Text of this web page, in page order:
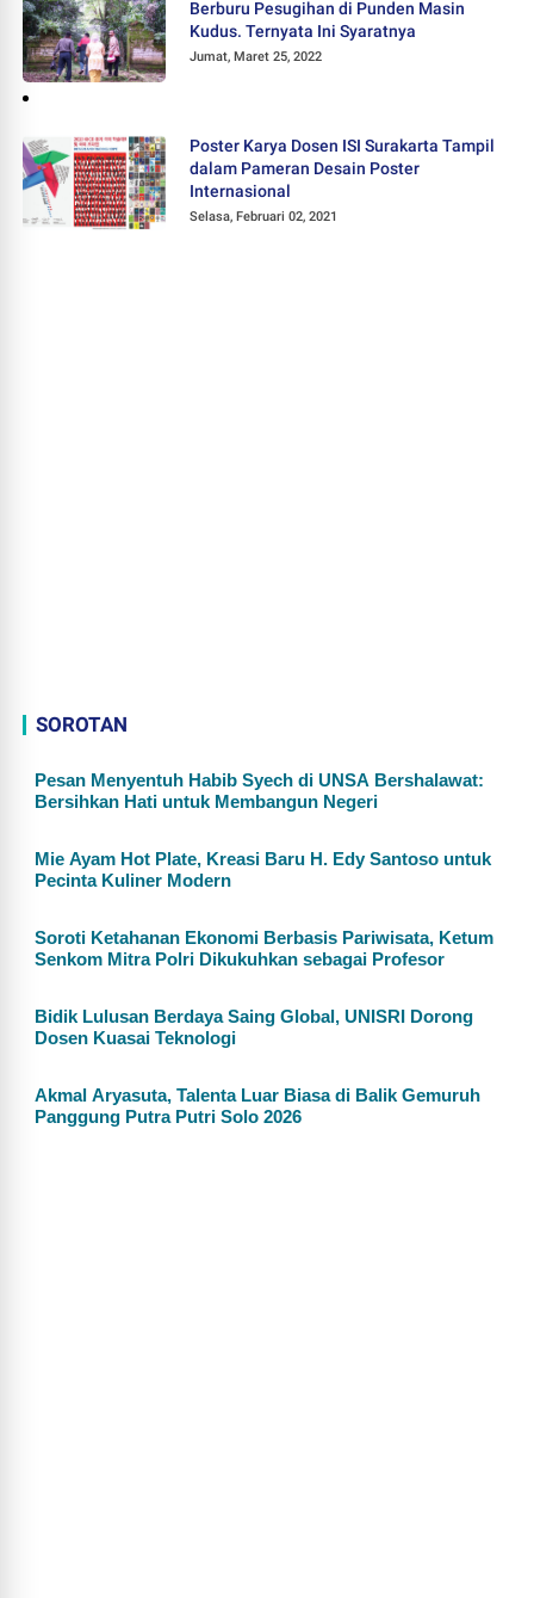
Berburu Pesugihan di Punden Masin
Kudus. Ternyata Ini Syaratnya
Jumat, Maret 25, 2022
Poster Karya Dosen ISI Surakarta Tampil
dalam Pameran Desain Poster
Internasional
Selasa, Februari 02, 2021
SOROTAN
Pesan Menyentuh Habib Syech di UNSA Bershalawat:
Bersihkan Hati untuk Membangun Negeri
Mie Ayam Hot Plate, Kreasi Baru H. Edy Santoso untuk
Pecinta Kuliner Modern
Soroti Ketahanan Ekonomi Berbasis Pariwisata, Ketum
Senkom Mitra Polri Dikukuhkan sebagai Profesor
Bidik Lulusan Berdaya Saing Global, UNISRI Dorong
Dosen Kuasai Teknologi
Akmal Aryasuta, Talenta Luar Biasa di Balik Gemuruh
Panggung Putra Putri Solo 2026